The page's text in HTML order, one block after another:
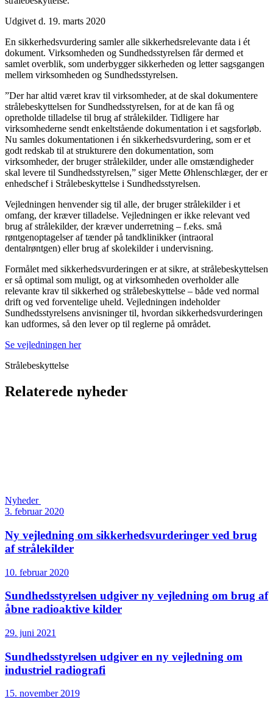
Udgivet d. 19. marts 2020
En sikkerhedsvurdering samler alle sikkerhedsrelevante data i ét
dokument. Virksomheden og Sundhedsstyrelsen får dermed et
samlet overblik, som underbygger sikkerheden og letter sagsgangen
mellem virksomheden og Sundhedsstyrelsen.
”Der har altid været krav til virksomheder, at de skal dokumentere
strålebeskyttelsen for Sundhedsstyrelsen, for at de kan få og
opretholde tilladelse til brug af strålekilder. Tidligere har
virksomhederne sendt enkeltstående dokumentation i et sagsforløb.
Nu samles dokumentationen i én sikkerhedsvurdering, som er et
godt redskab til at strukturere den dokumentation, som
virksomheder, der bruger strålekilder, under alle omstændigheder
skal levere til Sundhedsstyrelsen,” siger Mette Øhlenschlæger, der er
enhedschef i Strålebeskyttelse i Sundhedsstyrelsen.
Vejledningen henvender sig til alle, der bruger strålekilder i et
omfang, der kræver tilladelse. Vejledningen er ikke relevant ved
brug af strålekilder, der kræver underretning – f.eks. små
røntgenoptagelser af tænder på tandklinikker (intraoral
dentalrøntgen) eller brug af skolekilder i undervisning.
Formålet med sikkerhedsvurderingen er at sikre, at strålebeskyttelsen
er så optimal som muligt, og at virksomheden overholder alle
relevante krav til sikkerhed og strålebeskyttelse – både ved normal
drift og ved forventelige uheld. Vejledningen indeholder
Sundhedsstyrelsens anvisninger til, hvordan sikkerhedsvurderingen
kan udformes, så den lever op til reglerne på området.
Se vejledningen her
Strålebeskyttelse
Relaterede nyheder
Nyheder
3. februar 2020
Ny vejledning om sikkerhedsvurderinger ved brug
af strålekilder
10. februar 2020
Sundheds­styrelsen udgiver ny vejledning om brug af
åbne radioaktive kilder
29. juni 2021
Sundheds­styrelsen udgiver en ny vejledning om
industriel radiografi
15. november 2019